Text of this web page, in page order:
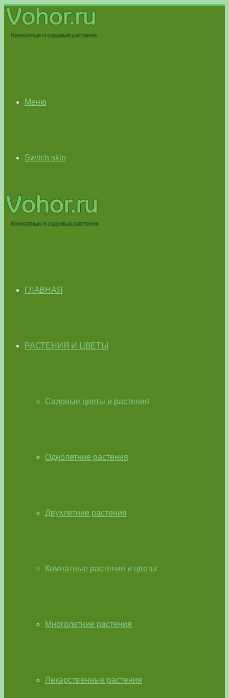
Меню
Switch skin
ГЛАВНАЯ
РАСТЕНИЯ И ЦВЕТЫ
Садовые цветы и растения
Однолетние растения
Двухлетние растения
Комнатные растения и цветы
Многолетние растения
Лекарственные растения